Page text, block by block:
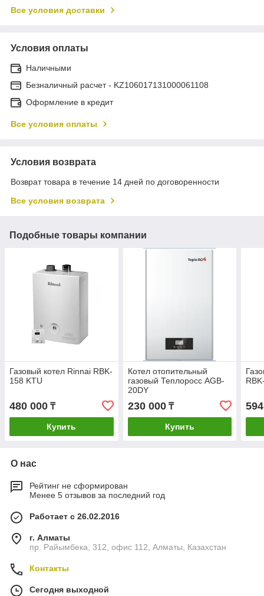
Все условия доставки
Условия оплаты
Наличными
Безналичный расчет - KZ106017131000061108
Оформление в кредит
Все условия оплаты
Условия возврата
Возврат товара в течение 14 дней по договоренности
Все условия возврата
Подобные товары компании
Газовый котел Rinnai RBK-
158 KTU
480 000 ₸
Купить
Котел отопительный
газовый Теплоросс AGB-
20DY
230 000₸
Купить
О нас
Рейтинг не сформирован
Менее 5 отзывов за последний год
Работает с 26.02.2016
г. Алматы
пр. Райымбека, 312, офис 112, Алматы, Казахстан
Контакты
Сегодня выходной